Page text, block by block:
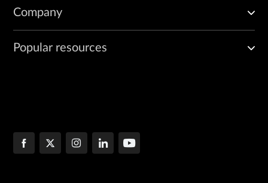
Company
Popular resources